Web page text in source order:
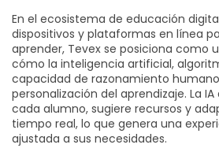
En el ecosistema de educación
dispositivos y plataformas en línea
aprender, Tevex se posiciona como
cómo la inteligencia artificial,
capacidad de razonamiento humano
personalización del aprendizaje. La
cada alumno, sugiere recursos y
tiempo real, lo que genera una
ajustada a sus necesidades.